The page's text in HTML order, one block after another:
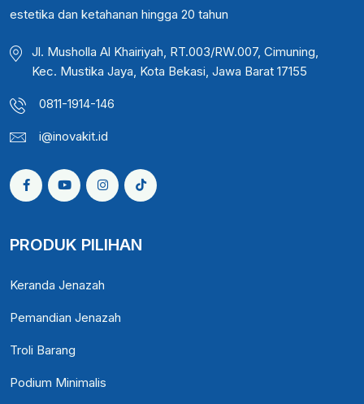
estetika dan ketahanan hingga 20 tahun
Jl. Musholla Al Khairiyah, RT.003/RW.007, Cimuning,
Kec. Mustika Jaya, Kota Bekasi, Jawa Barat 17155
0811-1914-146
i@inovakit.id
PRODUK PILIHAN
Keranda Jenazah
Pemandian Jenazah
Troli Barang
Podium Minimalis